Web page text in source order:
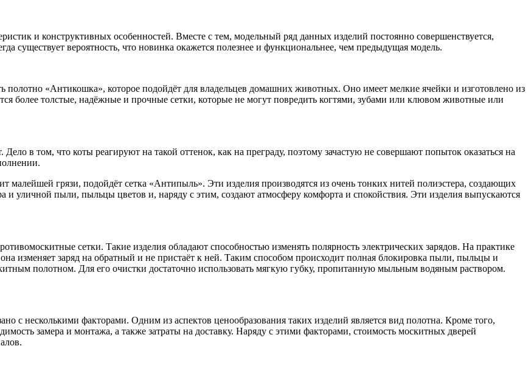
и конструктивных особенностей. Вместе с тем, модельный ряд данных изделий постоянно совершенствуется,
существует вероятность, что новинка окажется полезнее и функциональнее, чем предыдущая модель.
«Антикошка», которое подойдёт для владельцев домашних животных. Оно имеет мелкие ячейки и изготовлено из
более толстые, надёжные и прочные сетки, которые не могут повредить когтями, зубами или клювом животные или
в том, что коты реагируют на такой оттенок, как на преграду, поэтому зачастую не совершают попыток оказаться на
малейшей грязи, подойдёт сетка «Антипыль». Эти изделия производятся из очень тонких нитей полиэстера, создающих
уличной пыли, пыльцы цветов и, наряду с этим, создают атмосферу комфорта и спокойствия. Эти изделия выпускаются
сетки. Такие изделия обладают способностью изменять полярность электрических зарядов. На практике
она изменяет заряд на обратный и не пристаёт к ней. Таким способом происходит полная блокировка пыли, пыльцы и
полотном. Для его очистки достаточно использовать мягкую губку, пропитанную мыльным водяным раствором.
с несколькими факторами. Одним из аспектов ценообразования таких изделий является вид полотна. Кроме того,
замера и монтажа, а также затраты на доставку. Наряду с этими факторами, стоимость москитных дверей